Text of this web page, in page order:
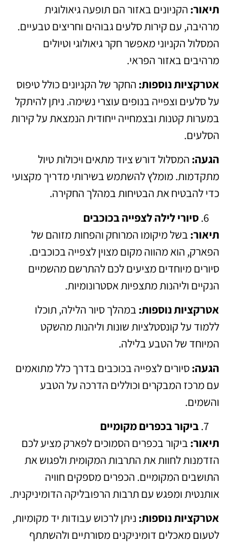
תיאור: הקניונים באזור הם תופעה גיאולוגית
מרהיבה, עם קירות סלעים גבוהים וחריצים טבעיים.
המסלול הקניוני מאפשר חקר גיאולוגי וטיולים
מרהיבים באזור הפראי.
אטרקציות נוספות: החקר של הקניונים כולל טיפוס
על סלעים וצפייה בנופים עוצרי נשימה. ניתן להיתקל
במערות קטנות ובצמחייה ייחודית הנמצאת על קירות
הסלעים.
הגעה: המסלול דורש ציוד מתאים ויכולות טיול
מתקדמות. מומלץ להשתמש בשירותי מדריך מקצועי
כדי להבטיח את הבטיחות במהלך החקירה.
סיורי לילה לצפייה בכוכבים
תיאור: בשל מיקומו המרוחק והפחות מזוהם של
הפארק, הוא מהווה מקום מצוין לצפייה בכוכבים.
סיורים מיוחדים מציעים לכם להתרשם מהשמיים
הנקיים וליהנות מתצפיות אסטרונומיות.
אטרקציות נוספות: במהלך סיור הלילה, תוכלו
ללמוד על קונסטלציות שונות וליהנות מהשקט
המיוחד של הטבע בלילה.
הגעה:סיורים לצפייה בכוכבים בדרך כלל מתואמים
עם מרכז המבקרים וכוללים הדרכה על הטבע
והשמים.
ביקור בכפרים מקומיים
תיאור: ביקור בכפרים הסמוכים לפארק מציע לכם
הזדמנות לחוות את התרבות המקומית ולפגוש את
התושבים המקומיים. הכפרים מספקים חוויה
אותנטית ומפגש עם תרבות הרפובליקה הדומיניקנית.
אטרקציות נוספות: ניתן לרכוש עבודות יד מקומיות,
לטעום מאכלים דומיניקנים מסורתיים ולהשתתף